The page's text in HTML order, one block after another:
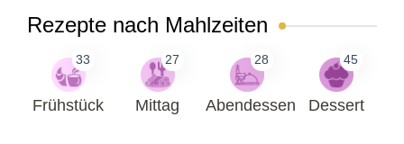
Rezepte nach Mahlzeiten
33
Frühstück
27
Mittag
28
Abendessen
45
Dessert